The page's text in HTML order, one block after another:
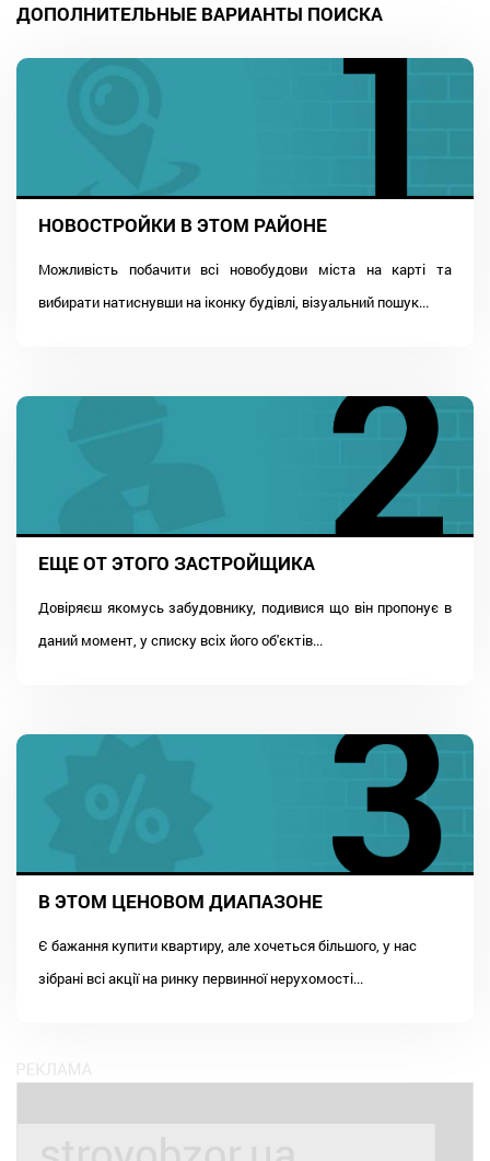
ДОПОЛНИТЕЛЬНЫЕ ВАРИАНТЫ ПОИСКА
НОВОСТРОЙКИ В ЭТОМ РАЙОНЕ
Можливість побачити всі новобудови міста на карті та
вибирати натиснувши на іконку будівлі, візуальний пошук...
ЕЩЕ ОТ ЭТОГО ЗАСТРОЙЩИКА
Довіряєш якомусь забудовнику, подивися що він пропонує в
даний момент, у списку всіх його об'єктів...
В ЭТОМ ЦЕНОВОМ ДИАПАЗОНЕ
Є бажання купити квартиру, але хочеться більшого, у нас
зібрані всі акції на ринку первинної нерухомості...